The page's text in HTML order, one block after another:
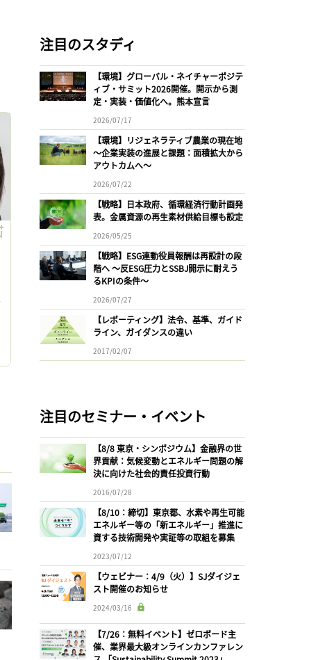
注目のスタディ
【環境】グローバル・ネイチャーポジテ
ィブ・サミット2026開催。開示から測
定・実装・価値化へ。熊本宣言
2026/07/17
【環境】リジェネラティブ農業の現在地
〜企業実装の進展と課題：面積拡大から
アウトカムへ〜
2026/07/22
【戦略】日本政府、循環経済行動計画発
表。金属資源の再生素材供給目標も設定
2026/05/25
【戦略】ESG連動役員報酬は再設計の段
階へ 〜反ESG圧力とSSBJ開示に耐えう
るKPIの条件〜
2026/07/27
【レポーティング】法令、基準、ガイド
ライン、ガイダンスの違い
2017/02/07
注目のセミナー・イベント
【8/8 東京・シンポジウム】金融界の世
界貢献：気候変動とエネルギー問題の解
決に向けた社会的責任投資行動
2016/07/28
【8/10：締切】東京都、水素や再生可能
エネルギー等の「新エネルギー」推進に
資する技術開発や実証等の取組を募集
2023/07/12
【ウェビナー：4/9（火）】SJダイジェ
スト開催のお知らせ
2024/03/16
【7/26：無料イベント】ゼロボード主
催、業界最大級オンラインカンファレン